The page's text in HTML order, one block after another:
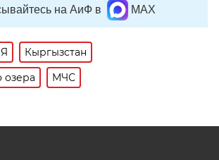
на АиФ в MAX
Кыргызстан
озера
МЧС